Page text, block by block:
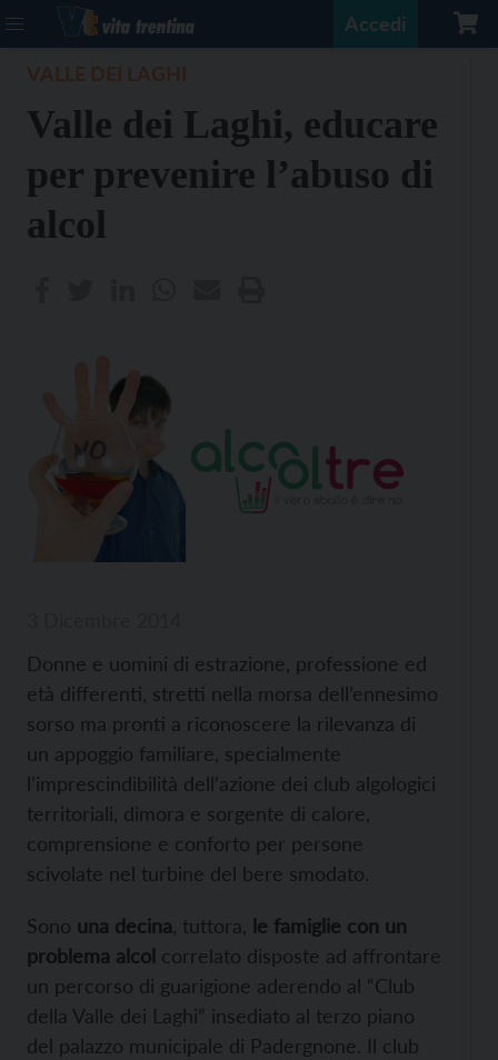
Accedi
Valle dei Laghi, educare
per prevenire l’abuso di
alcol
Donne e uomini di estrazione, professione ed
età differenti, stretti nella morsa dell’ennesimo
sorso ma pronti a riconoscere la rilevanza di
un appoggio familiare, specialmente
l’imprescindibilità dell’azione dei club algologici
territoriali, dimora e sorgente di calore,
comprensione e conforto per persone
scivolate nel turbine del bere smodato.
Sono una decina , tuttora, le famiglie con un
problema alcol correlato disposte ad affrontare
un percorso di guarigione aderendo al “Club
della Valle dei Laghi” insediato al terzo piano
del palazzo municipale di Padergnone. Il club